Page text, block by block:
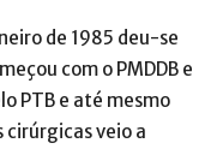
de 1985 deu-se
com o PMDDB e
PTB e até mesmo
cirúrgicas veio a